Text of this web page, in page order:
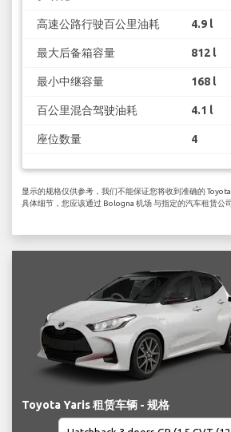
高速公路行驶百公里油耗 4.9 l
最大后备箱容量 812 l
最小中继容量 168 l
百公里混合驾驶油耗 4.1 l
座位数量 4
显示的规格仅供参考，我们不能保证您将收到准确的
具体细节，您应该通过 Bologna 机场 与指定的汽车租赁公司
Toyota Yaris 租赁车辆 - 规格